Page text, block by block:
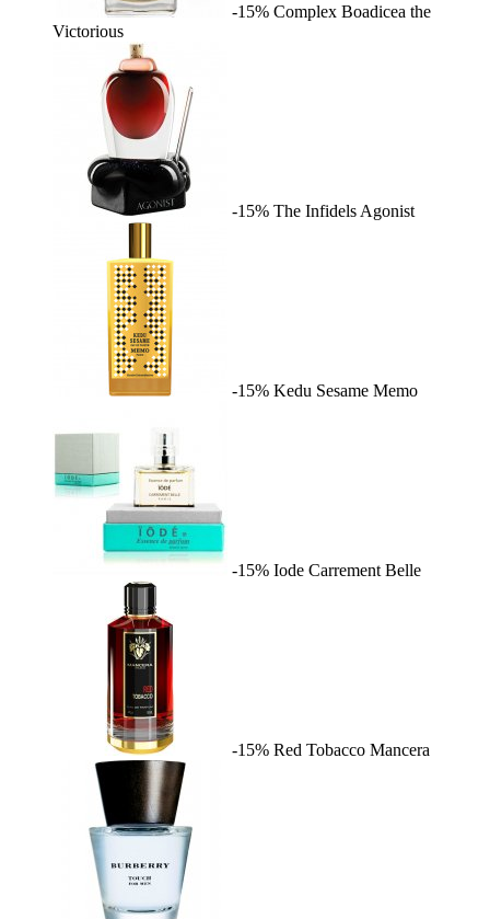
-15% Complex Boadicea the
Victorious
-15% The Infidels Agonist
-15% Kedu Sesame Memo
-15% Iode Carrement Belle
-15% Red Tobacco Mancera